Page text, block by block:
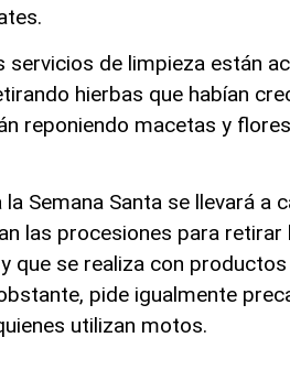
servicios de limpieza están
hierbas que habían
reponiendo macetas y
la Semana Santa se llevará a
las procesiones para
que se realiza con
pide igualmente
utilizan motos.